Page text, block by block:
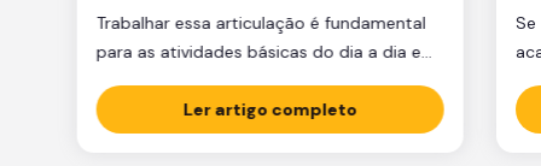
articulação
Trabalhar essa articulação é fundamental
para as atividades básicas do dia a dia e
Ler artigo completo